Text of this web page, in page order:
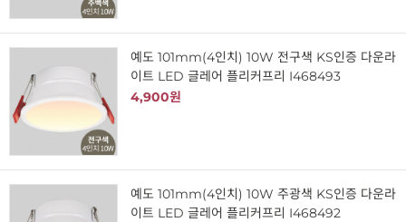
예도 101mm(4인치) 10W 전구색 KS인증 다운라
이트 LED 글레어 플리커프리 I468493
4,900원
예도 101mm(4인치) 10W 주광색 KS인증 다운라
이트 LED 글레어 플리커프리 I468492